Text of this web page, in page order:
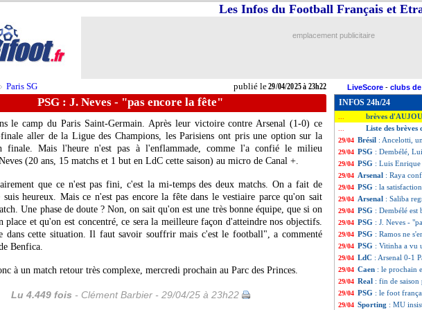
> Paris SG publié le29/04/2025 à 23h22
Les Infos du Football Français et
emplacement publicitaire
LiveScore - clubs
PSG : J. Neves - "pas encore la fête"
le camp du Paris Saint-Germain. Après leur victoire contre Arsenal (1-0) ce
aller de la Ligue des Champions, les Parisiens ont pris une option sur la
finale. Mais l'heure n'est pas à l'enflammade, comme l'a confié le milieu
(20 ans, 15 matchs et 1 but en LdC cette saison) au micro de Canal +.
que ce n'est pas fini, c'est la mi-temps des deux matchs. On a fait de
heureux. Mais ce n'est pas encore la fête dans le vestiaire parce qu'on sait
Une phase de doute ? Non, on sait qu'on est une très bonne équipe, que si on
place et qu'on est concentré, ce sera la meilleure façon d'atteindre nos objectifs.
dans cette situation. Il faut savoir souffrir mais c'est le football", a commenté
Benfica.
à un match retour très complexe, mercredi prochain au Parc des Princes.
Lu 4.449 fois - Clément Barbier - 29/04/25 à 23h22
INFOS 24h/24
brèves
Liste des
29/04 Brésil : Ancelotti,
29/04 PSG : Dembélé,
29/04 PSG : Luis
29/04 Arsenal : Raya
29/04 PSG : la
29/04 Arsenal : Saliba
29/04 PSG : Dembélé est
29/04 PSG : J. Neves -
29/04 PSG : Ramos ne
29/04 PSG : Vitinha a vu
29/04 LdC : Arsenal 0-1
29/04 Caen : le prochain
29/04 Real : fin de saison
29/04 PSG : le foot
29/04 Sporting : MU